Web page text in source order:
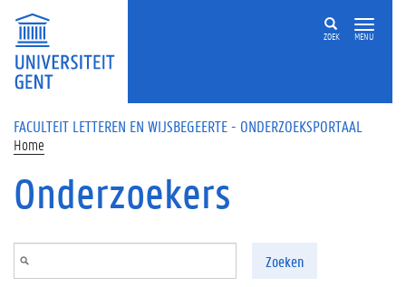
Overslaan en naar de inhoud gaan
ZOEK MENU
FACULTEIT LETTEREN EN WIJSBEGEERTE - ONDERZOEKSPORTAAL
Home
Onderzoekers
Zoeken